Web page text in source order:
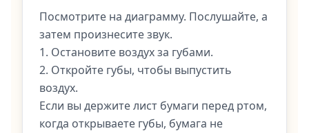
Посмотрите на диаграмму. Послушайте, а
затем произнесите звук.
1. Остановите воздух за губами.
2. Откройте губы, чтобы выпустить
воздух.
Если вы держите лист бумаги перед ртом,
когда открываете губы, бумага не